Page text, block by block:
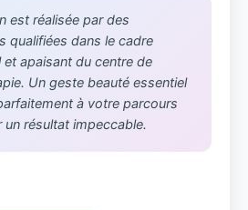
est réalisée par des
qualifiées dans le cadre
apaisant du centre de
Un geste beauté essentiel
à votre parcours
résultat impeccable.